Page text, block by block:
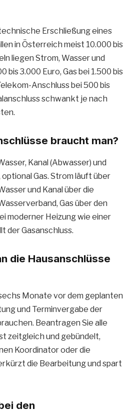
Erschließung eines
in Österreich meist 10.000 bis
liegen Strom, Wasser und
bis 3.000 Euro, Gas bei 1.500 bis
Anschluss bei 500 bis
schwankt je nach
braucht man?
Kanal (Abwasser) und
Gas. Strom läuft über
und Kanal über die
Gas über den
moderner Heizung wie einer
der Gasanschluss.
die Hausanschlüsse
Monate vor dem geplanten
und Terminvergabe der
Beantragen Sie alle
zeitgleich und gebündelt,
Koordinator oder die
die Bearbeitung und spart
den